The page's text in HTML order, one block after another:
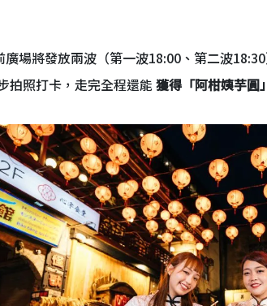
場將發放兩波（第一波18:00、第二波18:30
拍照打卡，走完全程還能獲得「阿柑姨芋圓